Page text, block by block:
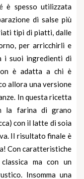
è spesso utilizzata
di salse più
tipi di piatti, dalle
per arricchirli e
i suoi ingredienti di
è adatta a chi è
allora una versione
In questa ricetta
la farina di grano
con il latte di soia
Il risultato finale è
Con caratteristiche
ma con un
Insomma una